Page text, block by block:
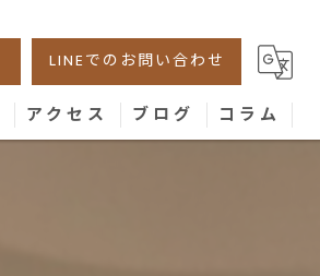
LINEでのお問い合わせ
アクセス ブログ コラム